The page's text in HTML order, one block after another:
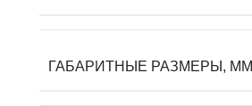
ГАБАРИТНЫЕ РАЗМЕРЫ, ММ